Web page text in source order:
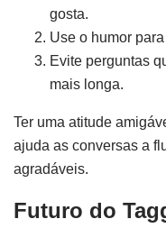
gosta.
Use o humor
Evite perguntas
mais longa.
Ter uma atitude
ajuda as conversas a
agradáveis.
Futuro do